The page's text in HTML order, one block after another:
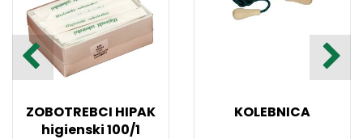
ZOBOTREBCI HIPAK
higienski 100/1
KOLEBNICA